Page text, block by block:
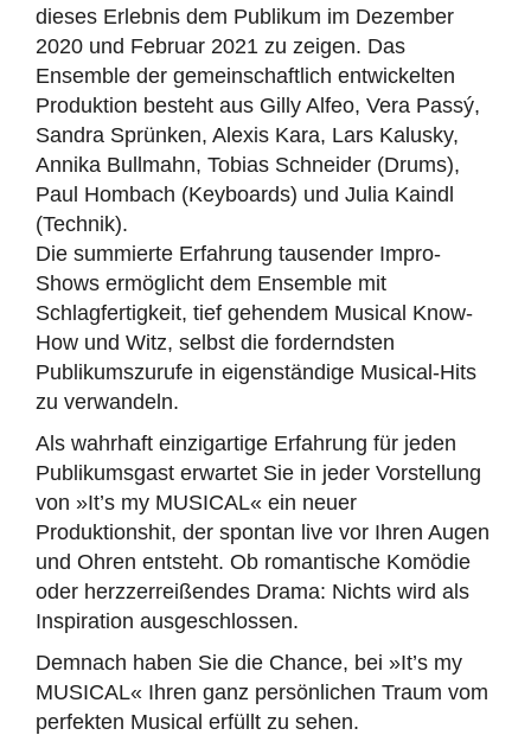
dieses Erlebnis dem Publikum im Dezember
2020 und Februar 2021 zu zeigen. Das
Ensemble der gemeinschaftlich entwickelten
Produktion besteht aus Gilly Alfeo, Vera Passý,
Sandra Sprünken, Alexis Kara, Lars Kalusky,
Annika Bullmahn, Tobias Schneider (Drums),
Paul Hombach (Keyboards) und Julia Kaindl
(Technik).
Die summierte Erfahrung tausender Impro-
Shows ermöglicht dem Ensemble mit
Schlagfertigkeit, tief gehendem Musical Know-
How und Witz, selbst die forderndsten
Publikumszurufe in eigenständige Musical-Hits
zu verwandeln.
Als wahrhaft einzigartige Erfahrung für jeden
Publikumsgast erwartet Sie in jeder Vorstellung
von »It’s my MUSICAL« ein neuer
Produktionshit, der spontan live vor Ihren Augen
und Ohren entsteht. Ob romantische Komödie
oder herzzerreißendes Drama: Nichts wird als
Inspiration ausgeschlossen.
Demnach haben Sie die Chance, bei »It’s my
MUSICAL« Ihren ganz persönlichen Traum vom
perfekten Musical erfüllt zu sehen.